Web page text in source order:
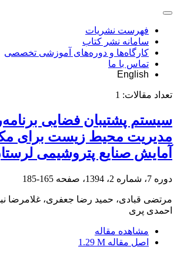
فهرست نشریات
سامانه نشر کتاب
کارگاه‌ها و دوره‌های آموزشی تخصصی
تماس با ما
English
تعداد مقالات: 1
سیستم پشتیبان فضایی
مدیریت محیط زیست برای
آمایش صنایع پتروشیمی
دوره 7، شماره 2، 1394، صفحه 165-185
مرتضی قبادی، حمید رضا جعفری، غلامرضا
احمدی پری
مشاهده مقاله
اصل مقاله 1.29 M